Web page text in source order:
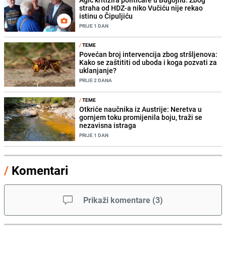
straha od HDZ-a niko Vučiću nije rekao
istinu o Čipuljiću
PRIJE 1 DAN
/TEME
Povećan broj intervencija zbog stršljenova:
Kako se zaštititi od uboda i koga pozvati za
uklanjanje?
PRIJE 2 DANA
/TEME
Otkriće naučnika iz Austrije: Neretva u
gornjem toku promijenila boju, traži se
nezavisna istraga
PRIJE 1 DAN
/ Komentari
Prikaži komentare (3)